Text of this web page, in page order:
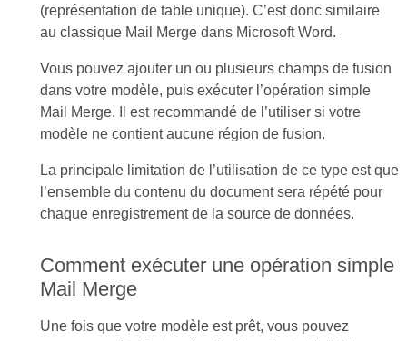
(représentation de table unique). C’est donc similaire
au classique Mail Merge dans Microsoft Word.
Vous pouvez ajouter un ou plusieurs champs de fusion
dans votre modèle, puis exécuter l’opération simple
Mail Merge. Il est recommandé de l’utiliser si votre
modèle ne contient aucune région de fusion.
La principale limitation de l’utilisation de ce type est que
l’ensemble du contenu du document sera répété pour
chaque enregistrement de la source de données.
Comment exécuter une opération simple
Mail Merge
Une fois que votre modèle est prêt, vous pouvez